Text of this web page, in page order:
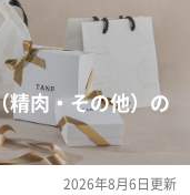
精肉・その他）の
2026年8月6日更新